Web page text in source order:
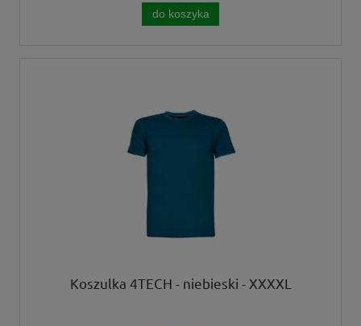
do koszyka
Koszulka 4TECH - niebieski - XXXXL